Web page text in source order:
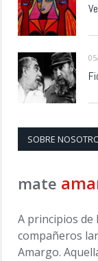
SOBRE
mate
A principios de
compañeros
Amargo.